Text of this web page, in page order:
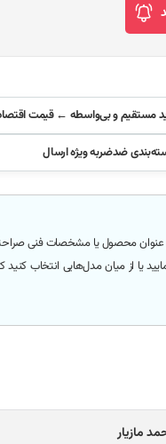
مستقیم و بی‌واسطه ← قیمت
ضدضربه ویژه ارسال
عنوان محصول یا مشخصات فنی
یا از میان مدل‌هایی انتخاب
مازیار